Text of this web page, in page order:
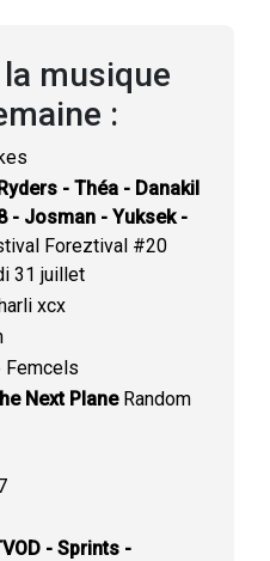
musique
:
- Théa - Danakil
- Josman - Yuksek -
Foreztival #20
31 juillet
xcx
Next PlaneRandom
- Sprints -